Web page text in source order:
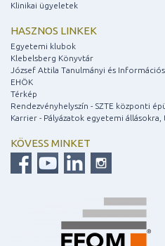
Klinikai ügyeletek
HASZNOS LINKEK
Egyetemi klubok
Klebelsberg Könyvtár
József Attila Tanulmányi és
EHÖK
Térkép
Rendezvényhelyszín - SZTE központi
Karrier - Pályázatok egyetemi állásokra,
KÖVESS MINKET